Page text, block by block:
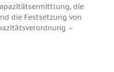
die
die Festsetzung von
–